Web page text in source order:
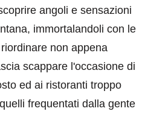
angoli e sensazioni
immortalandoli con le
non appena
scappare l'occasione di
ed ai ristoranti troppo
frequentati dalla gente